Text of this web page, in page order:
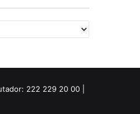
222 229 20 00 |